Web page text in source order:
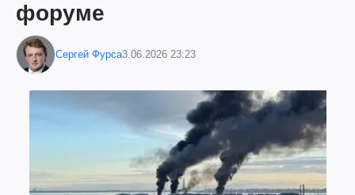
форуме
Сергей Фурса3.06.2026 23:23